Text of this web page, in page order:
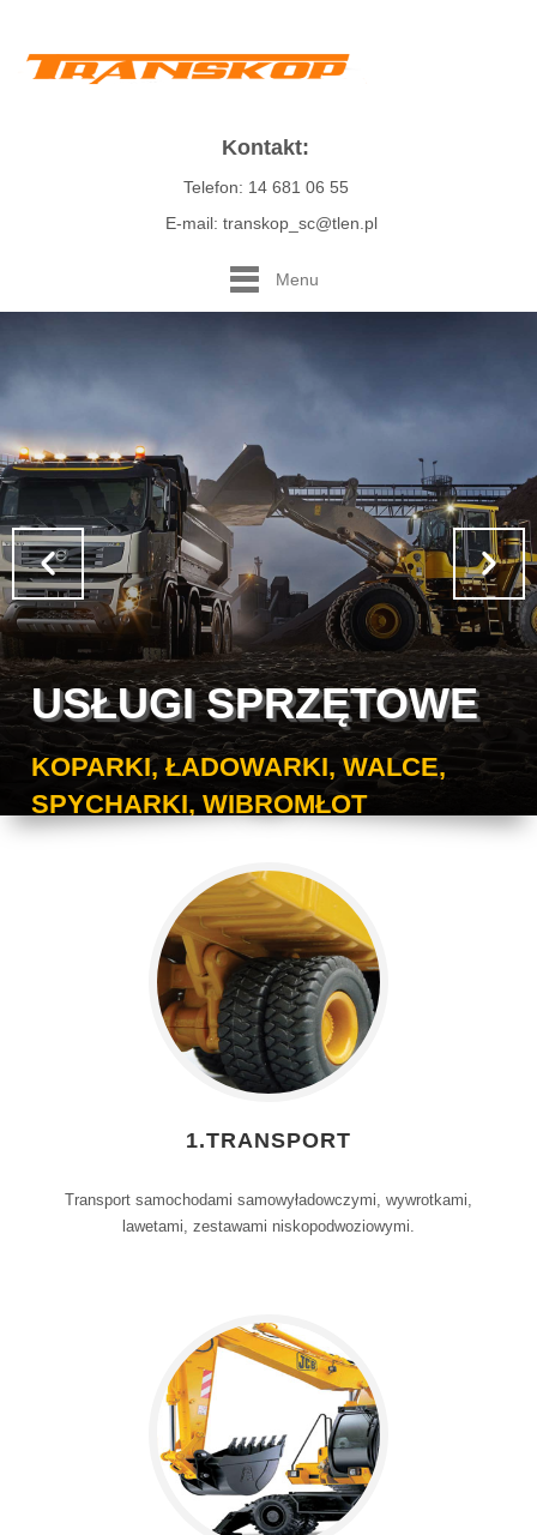
Kontakt:
Telefon: 14 681 06 55
E-mail: transkop_sc@tlen.pl
Menu
USŁUGI SPRZĘTOWE
KOPARKI, ŁADOWARKI, WALCE,
SPYCHARKI, WIBROMŁOT
1.TRANSPORT
Transport samochodami samowyładowczymi, wywrotkami,
lawetami, zestawami niskopodwoziowymi.